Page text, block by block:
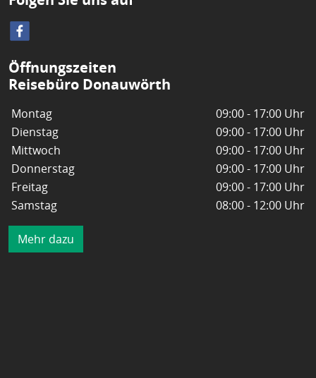
Öffnungszeiten
Reisebüro Donauwörth
Montag
09:00 - 17:00 Uhr
Dienstag
09:00 - 17:00 Uhr
Mittwoch
09:00 - 17:00 Uhr
Donnerstag
09:00 - 17:00 Uhr
Freitag
09:00 - 17:00 Uhr
Samstag
08:00 - 12:00 Uhr
Mehr dazu